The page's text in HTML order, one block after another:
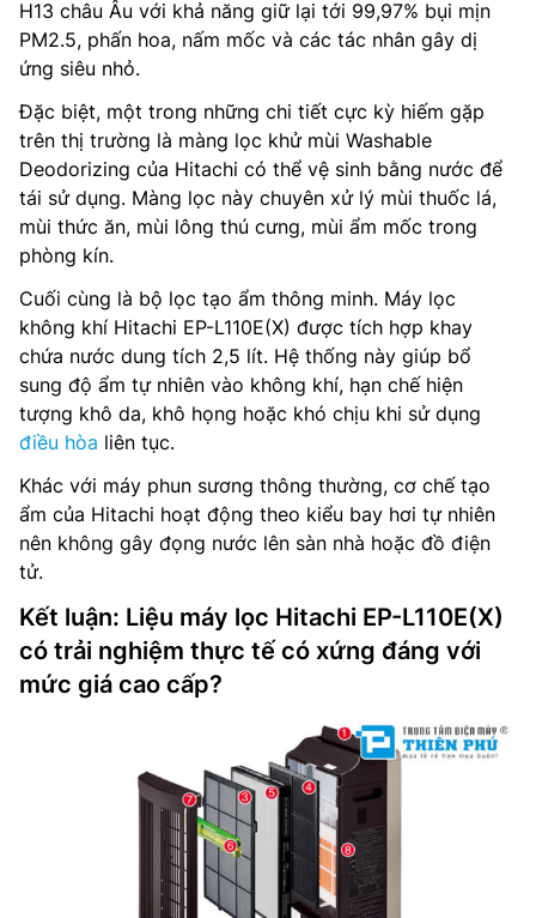
H13 châu Âu với khả năng giữ lại tới 99,97% bụi mịn
PM2.5, phấn hoa, nấm mốc và các tác nhân gây dị
ứng siêu nhỏ.
Đặc biệt, một trong những chi tiết cực kỳ hiếm gặp
trên thị trường là màng lọc khử mùi Washable
Deodorizing của Hitachi có thể vệ sinh bằng nước để
tái sử dụng. Màng lọc này chuyên xử lý mùi thuốc lá,
mùi thức ăn, mùi lông thú cưng, mùi ẩm mốc trong
phòng kín.
Cuối cùng là bộ lọc tạo ẩm thông minh. Máy lọc
không khí Hitachi EP-L110E(X) được tích hợp khay
chứa nước dung tích 2,5 lít. Hệ thống này giúp bổ
sung độ ẩm tự nhiên vào không khí, hạn chế hiện
tượng khô da, khô họng hoặc khó chịu khi sử dụng
điều hòa liên tục.
Khác với máy phun sương thông thường, cơ chế tạo
ẩm của Hitachi hoạt động theo kiểu bay hơi tự nhiên
nên không gây đọng nước lên sàn nhà hoặc đồ điện
tử.
Kết luận: Liệu máy lọc Hitachi EP-L110E(X)
có trải nghiệm thực tế có xứng đáng với
mức giá cao cấp?